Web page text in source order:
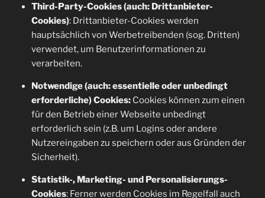
Third-Party-Cookies (auch: Drittanbieter-
Cookies): Drittanbieter-Cookies werden
hauptsächlich von Werbetreibenden (sog. Dritten)
verwendet, um Benutzerinformationen zu
verarbeiten.
Notwendige (auch: essentielle oder unbedingt
erforderliche) Cookies:Cookies können zum einen
für den Betrieb einer Webseite unbedingt
erforderlich sein (z.B. um Logins oder andere
Nutzereingaben zu speichern oder aus Gründen der
Sicherheit).
Statistik-, Marketing- und Personalisierungs-
Cookies: Ferner werden Cookies im Regelfall auch